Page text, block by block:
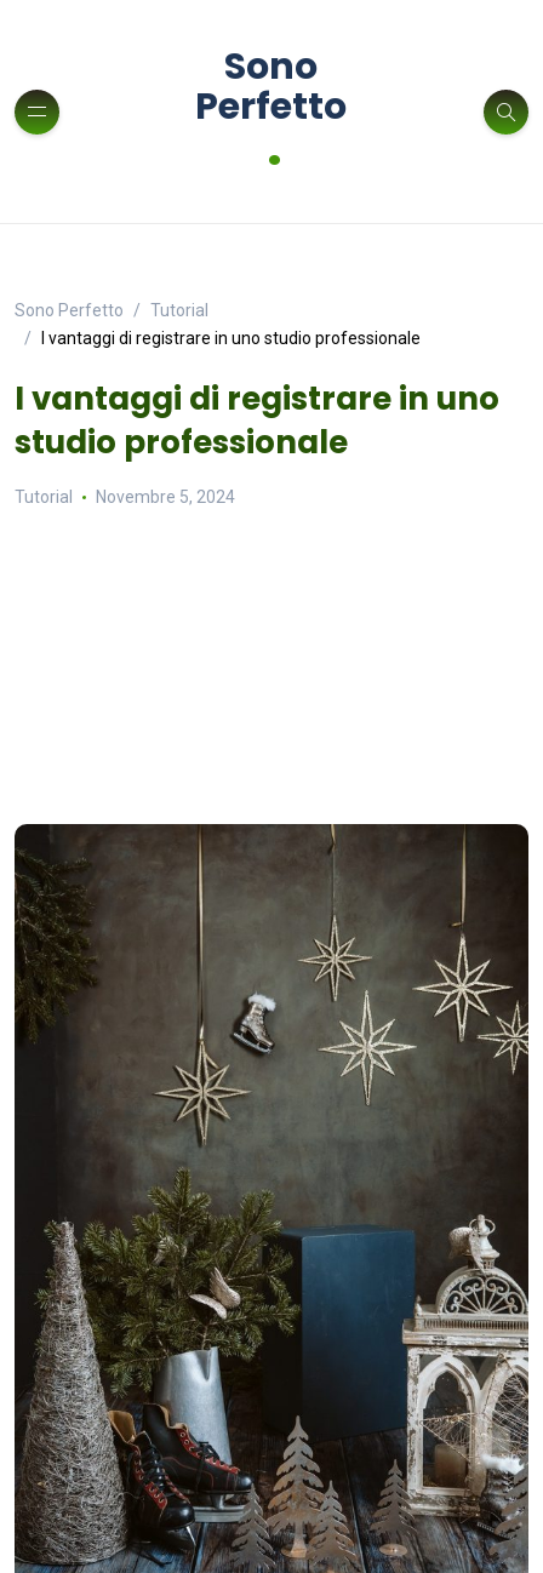
Sono
Perfetto
.
Sono Perfetto
Tutorial
I vantaggi di registrare in uno studio professionale
I vantaggi di registrare in uno
studio professionale
Tutorial Novembre 5, 2024